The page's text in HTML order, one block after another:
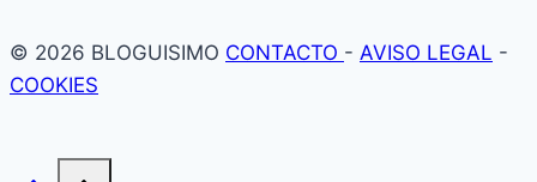
© 2026 BLOGUISIMO CONTACTO - AVISO LEGAL -
COOKIES